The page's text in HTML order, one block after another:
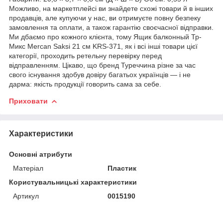
Можливо, на маркетплейсі ви знайдете схожі товари й в інших
продавців, але купуючи у нас, ви отримуєте повну безпеку
замовлення та оплати, а також гарантію своєчасної відправки.
Ми дбаємо про кожного клієнта, тому Ящик балконный Тр-
Микс Mercan Saksi 21 см KRS-371, як і всі інші товари цієї
категорії, проходить ретельну перевірку перед
відправленням. Цікаво, що бренд Туреччина різне за час
свого існування здобув довіру багатьох українців — і не
дарма: якість продукції говорить сама за себе.
Приховати
Характеристики
Основні атрибути
Матеріал
Пластик
Користувальницькі характеристики
Артикул
0015190